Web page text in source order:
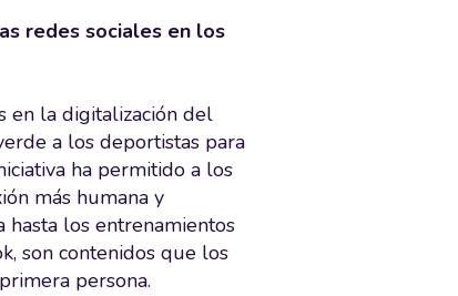
redes sociales en los
en la digitalización del
a los deportistas para
ha permitido a los
más humana y
hasta los entrenamientos
son contenidos que los
persona.